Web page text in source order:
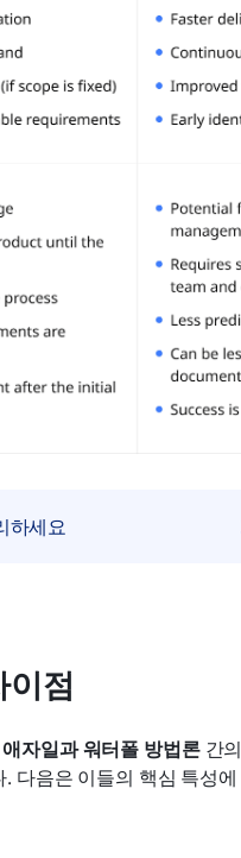
하세요
점
애자일과 워터폴 방법론 간
다음은 이들의 핵심 특성